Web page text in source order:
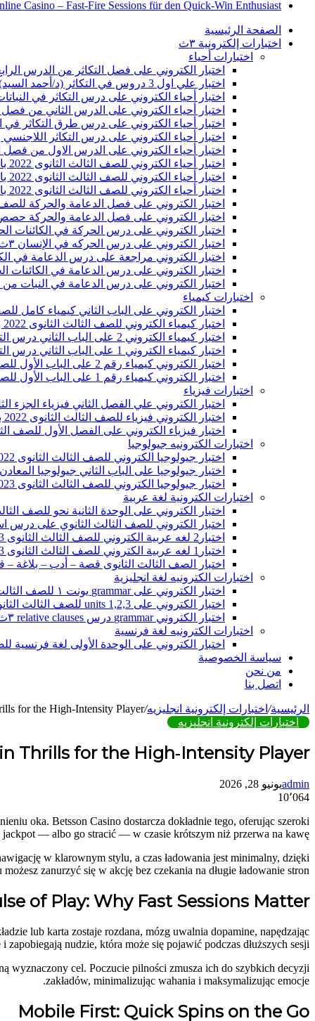
Casino – Fast‑Fire Sessions für den Quick‑Win Enthusiast
الصفحة الرئيسية
اختبارات إلكترونية ٣ث
اختبارات أحياء
اختبار الكتروني على فصل التكاثر من الدرس
اختبار علي اول 3 دروس في التكاثر (د/أحمد السيد) تالته ثانوى بالنظام الجديد
اختبار أحياء الكتروني على درس التكاثر في
اختبار أحياء الكتروني على الدرس الثاني من فصل التكاثر للصف
اختبار أحياء الكتروني على درس طرق التكاثر في الكائنات
اختبار أحياء الكتروني على درس التكاثر اللاجنسي وتعاقب
اختبار أحياء الكتروني على الدرس الاول من فصل التكاثر للصف
اختبار أحياء الكتروني للصف الثالث الثانوى 2022 بالنظام الجديد على فصل الهرمونات كامل
اختبار أحياء الكتروني للصف الثالث الثانوى 2022 بالنظام الجديد على الدرس الأول هرمونات
اختبار أحياء الكتروني للصف الثالث الثانوى 2022 بالنظام الجديد من بداية فصل الهرمونات (الى نهاية الغدة النخامية )
اختبار الكتروني على فصل الدعامة والحركة للصف الثالث الثانوي 2022 من
اختبار الكتروني على فصل الدعامة والحركة حصص مصر
اختبار الكتروني على درس الحركة في الكائنات الحيه
اختبار الكتروني على درس الحركه في الإنسان ٣ث 2022 بالنظام الجديد
اختبار الكتروني مراجعة على درس الدعامة في
اختبار الكتروني على درس الدعامة في الكائنات الحيه ٣ث 2022 بالنظام
اختبار الكتروني على درس الدعامة في النبات من
اختبارات كيمياء
اختبار الكتروني على الباب الثاني كيمياء كامل للصف الثالث
اختبار كيمياء الكتروني للصف الثالث الثانوى 2022 بالنظام الجديد على الباب الثاني درس التحليل الكمي
اختبار كيمياء الكتروني 2 على الباب الثاني درس التحليل الكيفي للصف الثالث الثانوى 2022 بالنظام الجديد
اختبار كيمياء الكتروني 1 على الباب الثاني درس التحليل الكيفي للصف الثالث الثانوى 2022 بالنظام الجديد
اختبار الكتروني كيمياء رقم 2 على الباب الأول للصف الثالث الثانوى 2023 بالنظام الجديد
اختبار الكتروني كيمياء رقم 1 على الباب الأول للصف الثالث الثانوى 2022 بالنظام الجديد
اختبارات فيزياء
اختبار الكتروني علي الفصل الثاني فيزياء الجزء
اختبار الكتروني فيزياء للصف الثالث الثانوى 2022 بالنظام الجديد على الفصل الأول رقم ١
اختبار فيزياء الكتروني على الفصل الأول للصف الثالث الثانوى 2022
اختبارات الكترونيه جيولوجيا
اختبار جيولوجيا الكتروني للصف الثالث الثانوى 2022 بالنظام الجديد على الباب الثاني جيولوجيا المعادن
اختبار جيولوجيا على الباب الثاني جيولوجيا المعادن الكتروني
اختبار جيولوجيا الكتروني للصف الثالث الثانوى 2023 بالنظام الجديد على الباب الأول جيولوجيا
اختبارات الكترونية لغة عربية
اختبار الكتروني على الوحدة الثانية نحو للصف الثالث
اختبار الكتروني للصف الثالث الثانوي على درس اسم
اختبار2 لغه عربية الكتروني للصف الثالث الثانوى 2023 بالنظام الجديد على الوحدة الأولى نحو
اختبار1 لغه عربية الكتروني للصف الثالث الثانوى 2023 بالنظام الجديد على الوحدة الأولى نحو
اختبار الصف الثالث الثانوى قصة – أدب – بلاغة
اختبارات الكترونيه لغة انجليزية
اختبار الكتروني على grammar يونت ١ للصف الثالث الثانوى 2023 بالنظام الجديد
اختبار الكتروني على units 1,2,3 للصف الثالث الثانوي بالنظام الجديد 2022
اختبار الكتروني grammar درس relative clauses ٣ث 2022 بالنظام الجديد
اختبارات الكترونيه لغة فرنسية
اختبار الكتروني على الوحدة الأولى لغة فرنسية للصف
سياسة الخصوصية
من نحن
اتصل بنا
الرئيسية/ اختبارات إلكترونية انجليزيه/
for the High‑Intensity Player
اختبارات إلكترونية انجليزيه
Thrills for the High‑Intensity Player
adminيونيو 28, 2026
10٬064
oka. Betsson Casino dostarcza dokładnie tego, oferując szeroki
— albo go stracić — w czasie krótszym niż przerwa na kawę.
w klarownym stylu, a czas ładowania jest minimalny, dzięki
możesz zanurzyć się w akcję bez czekania na długie ładowanie stron.
of Play: Why Fast Sessions Matter
lub karta zostaje rozdana, mózg uwalnia dopamine, napędzając
nudzie, która może się pojawić podczas dłuższych sesji.
wyznaczony cel. Poczucie pilności zmusza ich do szybkich decyzji
zakładów, minimalizując wahania i maksymalizując emocje.
Mobile First: Quick Spins on the Go